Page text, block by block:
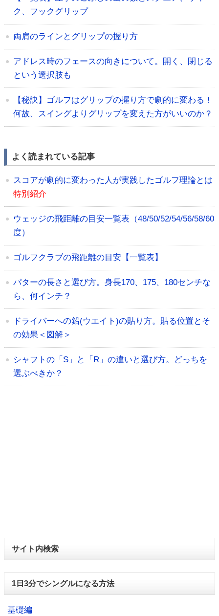
ク、フックグリップ
両肩のラインとグリップの握り方
アドレス時のフェースの向きについて。開く、閉じる
という選択肢も
【秘訣】ゴルフはグリップの握り方で劇的に変わる！
何故、スイングよりグリップを変えた方がいいのか？
よく読まれている記事
スコアが劇的に変わった人が実践したゴルフ理論とは
特別紹介
ウェッジの飛距離の目安一覧表（48/50/52/54/56/58/60
度）
ゴルフクラブの飛距離の目安【一覧表】
パターの長さと選び方。身長170、175、180センチな
ら、何インチ？
ドライバーへの鉛(ウエイト)の貼り方。貼る位置とそ
の効果＜図解＞
シャフトの「S」と「R」の違いと選び方。どっちを
選ぶべきか？
サイト内検索
1日3分でシングルになる方法
基礎編